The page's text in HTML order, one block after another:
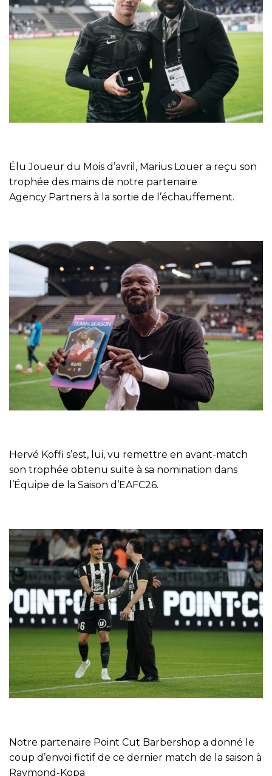
Élu Joueur du Mois d’avril, Marius Louër a reçu son
trophée des mains de notre partenaire
Agency Partners à la sortie de l’échauffement.
Hervé Koffi s’est, lui, vu remettre en avant-match
son trophée obtenu suite à sa nomination dans
l’Équipe de la Saison d’EAFC26.
Notre partenaire Point Cut Barbershop a donné le
coup d’envoi fictif de ce dernier match de la saison à
Raymond-Kopa